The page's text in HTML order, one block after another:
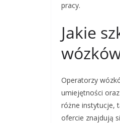
pracy.
Jakie
Operatorzy
umiejętności
różne instytucje,
ofercie znajdują